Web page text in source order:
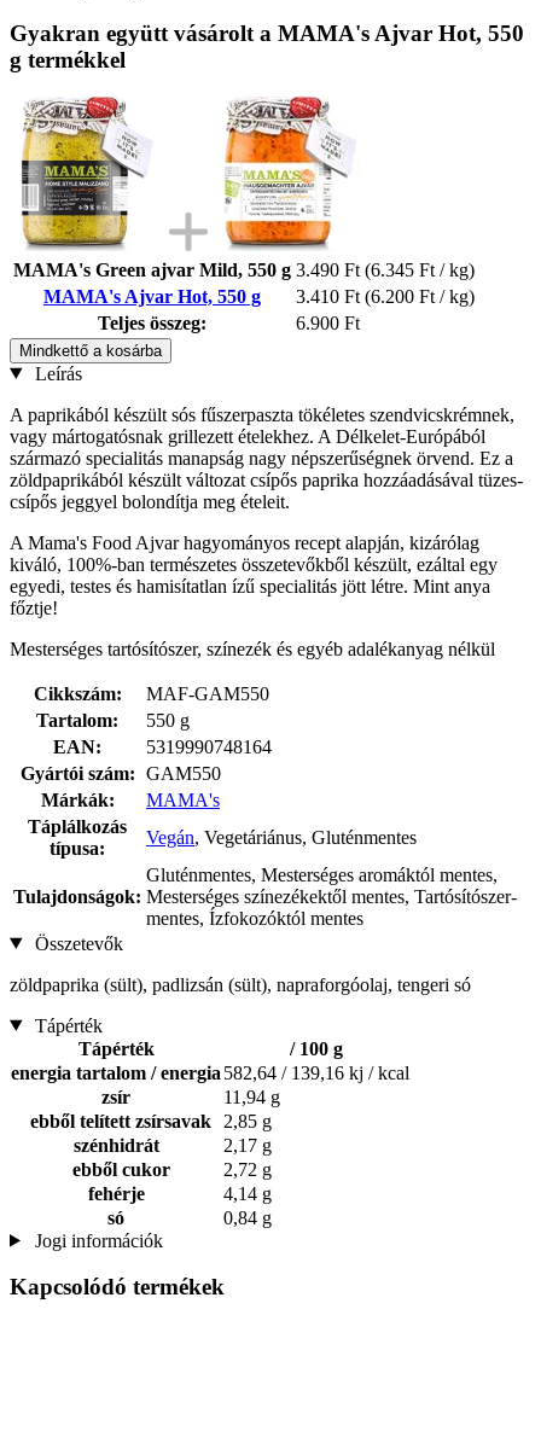
Gyakran együtt vásárolt a MAMA's Ajvar Hot, 550
g termékkel
MAMA's Green ajvar Mild, 550 g 3.490 Ft (6.345 Ft / kg)
MAMA's Ajvar Hot, 550 g
3.410 Ft (6.200 Ft / kg)
Teljes összeg:
6.900 Ft
Mindkettő a kosárba
Leírás
A paprikából készült sós fűszerpaszta tökéletes szendvicskrémnek,
vagy mártogatósnak grillezett ételekhez. A Délkelet-Európából
származó specialitás manapság nagy népszerűségnek örvend. Ez a
zöldpaprikából készült változat csípős paprika hozzáadásával tüzes-
csípős jeggyel bolondítja meg ételeit.
A Mama's Food Ajvar hagyományos recept alapján, kizárólag
kiváló, 100%-ban természetes összetevőkből készült, ezáltal egy
egyedi, testes és hamisítatlan ízű specialitás jött létre. Mint anya
főztje!
Mesterséges tartósítószer, színezék és egyéb adalékanyag nélkül
Cikkszám:
MAF-GAM550
Tartalom:
550 g
EAN:
5319990748164
Gyártói szám: GAM550
Márkák:
MAMA's
Táplálkozás
típusa:
Vegán, Vegetáriánus, Gluténmentes
Tulajdonságok:
Gluténmentes, Mesterséges aromáktól mentes,
Mesterséges színezékektől mentes, Tartósítószer-
mentes, Ízfokozóktól mentes
Összetevők
zöldpaprika (sült), padlizsán (sült), napraforgóolaj, tengeri só
Tápérték
Tápérték
/ 100 g
energia tartalom / energia 582,64 / 139,16 kj / kcal
zsír
11,94 g
ebből telített zsírsavak
2,85 g
szénhidrát
2,17 g
ebből cukor
2,72 g
fehérje
4,14 g
só
0,84 g
Jogi információk
Kapcsolódó termékek